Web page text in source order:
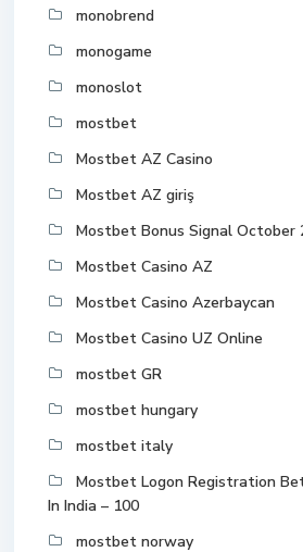
monobrend
monogame
monoslot
mostbet
Mostbet AZ Casino
Mostbet AZ giriş
Mostbet Bonus Signal October
Mostbet Casino AZ
Mostbet Casino Azerbaycan
Mostbet Casino UZ Online
mostbet GR
mostbet hungary
mostbet italy
Mostbet Logon Registration
In India – 100
mostbet norway